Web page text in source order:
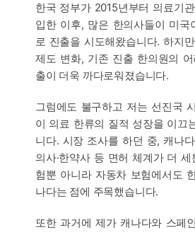
한국 정부가 2015년부터 의료기
입한 이후, 많은 한의사들이 미국
로 진출을 시도해왔습니다. 하지
제도 변화, 기존 진출 한의원의
출이 더욱 까다로워졌습니다.
그럼에도 불구하고 저는 선진국
이 의료 한류의 질적 성장을 이끄
니다. 시장 조사를 하던 중, 캐나
의사·한약사 등 면허 체계가 더
험뿐 아니라 자동차 보험에서도
나다는 점에 주목했습니다.
또한 과거에 제가 캐나다와 스페